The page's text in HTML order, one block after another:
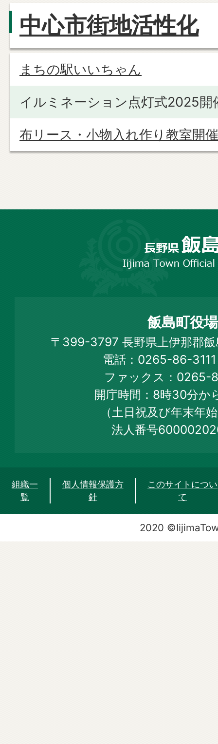
中心市街地活性化
まちの駅いいちゃん
イルミネーション点灯式2025開
布リース・小物入れ作り教室開
Town
Official
Site
飯島町役場
〒399-3797 長野県上伊那郡
電話：0265-86-
ファックス：0265-
開庁時間：8時30分か
（土日祝及び年末年
法人番号
組織一
覧
個人情報保護方
針
このサイトについ
て
2020